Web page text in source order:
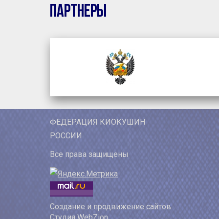
Партнеры
ФЕДЕРАЦИЯ КИОКУШИН
РОССИИ
Все права защищены
Создание и продвижение сайтов